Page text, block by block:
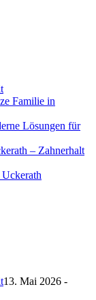
Familie in
Lösungen für
– Zahnerhalt
13. Mai 2026 -